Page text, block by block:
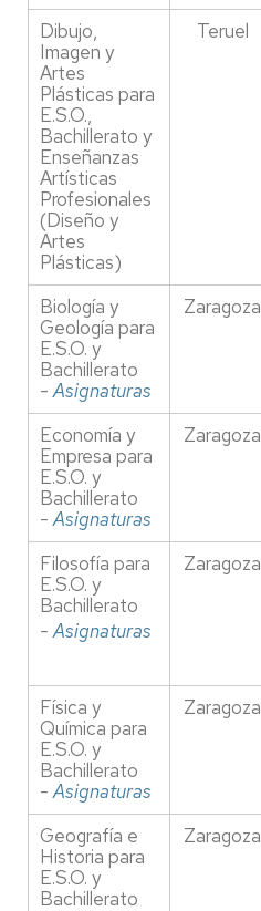
Dibujo,
Imagen y
Artes
Plásticas para
E.S.O.,
Bachillerato y
Enseñanzas
Artísticas
Profesionales
(Diseño y
Artes
Plásticas)
Teruel
Biología y
Geología para
E.S.O. y
Bachillerato
-Asignaturas
Zaragoza
Economía y
Empresa para
E.S.O. y
Bachillerato
-Asignaturas
Zaragoza
Filosofía para
E.S.O. y
Bachillerato
-Asignaturas
Zaragoza
Física y
Química para
E.S.O. y
Bachillerato
-Asignaturas
Zaragoza
Geografía e
Historia para
E.S.O. y
Bachillerato
Zaragoza